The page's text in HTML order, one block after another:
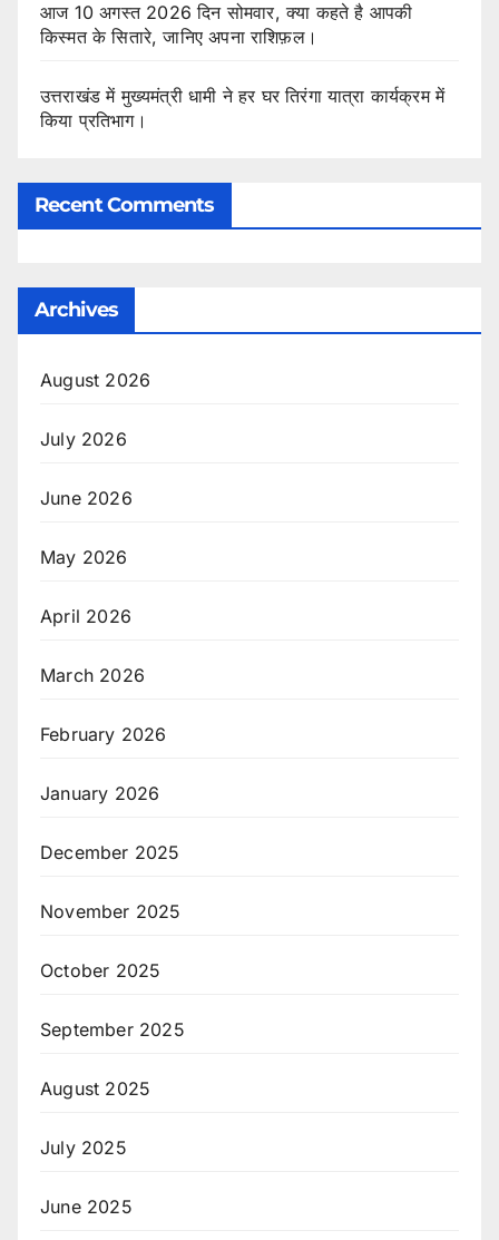
आज 10 अगस्त 2026 दिन सोमवार, क्या कहते है आपकी
किस्मत के सितारे, जानिए अपना राशिफ़ल।
उत्तराखंड में मुख्यमंत्री धामी ने हर घर तिरंगा यात्रा कार्यक्रम में
किया प्रतिभाग।
Recent Comments
Archives
August 2026
July 2026
June 2026
May 2026
April 2026
March 2026
February 2026
January 2026
December 2025
November 2025
October 2025
September 2025
August 2025
July 2025
June 2025